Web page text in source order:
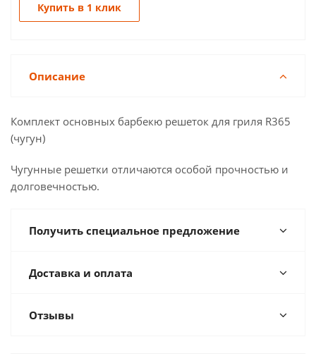
Купить в 1 клик
Описание
Комплект основных барбекю решеток для гриля R365
(чугун)
Чугунные решетки отличаются особой прочностью и
долговечностью.
Получить специальное предложение
Доставка и оплата
Отзывы